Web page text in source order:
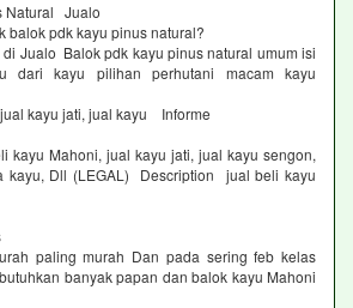
Natural Jualo
balok pdk kayu pinus natural?
Jualo Balok pdk kayu pinus natural umum isi
kayu pilihan perhutani macam kayu
kayu jati, jual kayu Informe
kayu Mahoni, jual kayu jati, jual kayu sengon,
kayu, Dll (LEGAL) Description jual beli kayu
paling murah Dan pada sering feb kelas
banyak papan dan balok kayu Mahoni